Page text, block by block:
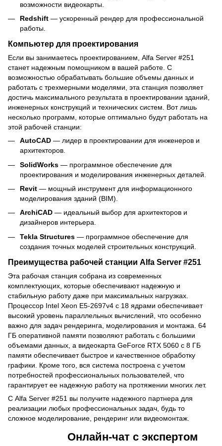
возможности видеокарты.
Redshift — ускоренный рендер для профессиональной
работы.
Компьютер для проектирования
Если вы занимаетесь проектированием, Alfa Server #251
станет надежным помощником в вашей работе. С
возможностью обрабатывать большие объемы данных и
работать с трехмерными моделями, эта станция позволяет
достичь максимального результата в проектировании зданий,
инженерных конструкций и технических систем. Вот лишь
несколько программ, которые оптимально будут работать на
этой рабочей станции:
AutoCAD — лидер в проектировании для инженеров и
архитекторов.
SolidWorks — программное обеспечение для
проектирования и моделирования инженерных деталей.
Revit — мощный инструмент для информационного
моделирования зданий (BIM).
ArchiCAD — идеальный выбор для архитекторов и
дизайнеров интерьера.
Tekla Structures — программное обеспечение для
создания точных моделей строительных конструкций.
Преимущества рабочей станции Alfa Server #251
Эта рабочая станция собрана из современных
комплектующих, которые обеспечивают надежную и
стабильную работу даже при максимальных нагрузках.
Процессор Intel Xeon E5-2697v4 с 18 ядрами обеспечивает
высокий уровень параллельных вычислений, что особенно
важно для задач рендеринга, моделирования и монтажа. 64
ГБ оперативной памяти позволяют работать с большими
объемами данных, а видеокарта GeForce RTX 5060 с 8 ГБ
памяти обеспечивает быстрое и качественное обработку
графики. Кроме того, вся система построена с учетом
потребностей профессиональных пользователей, что
гарантирует ее надежную работу на протяжении многих лет.
С Alfa Server #251 вы получите надежного партнера для
реализации любых профессиональных задач, будь то
сложное моделирование, рендеринг или видеомонтаж.
Онлайн-чат с экспертом